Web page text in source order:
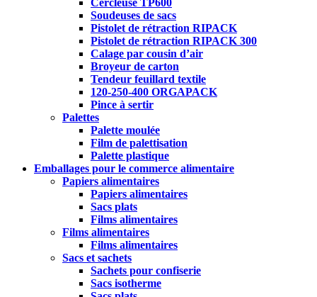
Soudeuses de sacs
Pistolet de rétraction RIPACK
Pistolet de rétraction RIPACK 300
Calage par cousin d’air
Broyeur de carton
Tendeur feuillard textile
120-250-400 ORGAPACK
Pince à sertir
Palettes
Palette moulée
Film de palettisation
Palette plastique
Emballages pour le commerce alimentaire
Papiers alimentaires
Papiers alimentaires
Sacs plats
Films alimentaires
Films alimentaires
Films alimentaires
Sacs et sachets
Sachets pour confiserie
Sacs isotherme